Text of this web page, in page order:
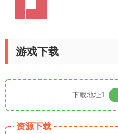
游戏下载
下载地址1
资源下载